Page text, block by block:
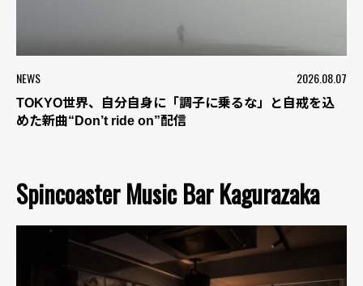
NEWS 2026.08.07
TOKYO世界、自分自身に「調子に乗るな」と自戒を込
めた新曲“Don’t ride on”配信
Spincoaster Music Bar Kagurazaka